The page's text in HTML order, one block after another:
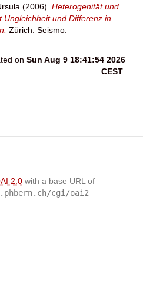
(2006). Heterogenität und
Ungleichheit und Differenz in
Zürich: Seismo.
on Sun Aug 9 18:41:54 2026
CEST
2.0with a base URL of
cgi/oai2